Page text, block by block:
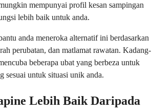
mempunyai profil kesan sampingan
lebih baik untuk anda.
anda meneroka alternatif ini berdasarkan
perubatan, dan matlamat rawatan. Kadang-
beberapa ubat yang berbeza untuk
sesuai untuk situasi unik anda.
Lebih Baik Daripada